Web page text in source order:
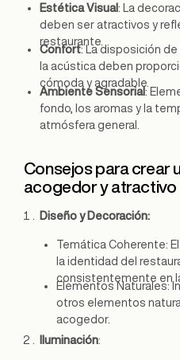
Estética Visual: La
deben ser atractivos y
restaurante.
Confort: La disposición
la acústica deben
cómoda y agradable.
Ambiente Sensorial:
fondo, los aromas y la
atmósfera general.
Consejos para crear
acogedor y atractivo
Diseño y Decoración:
Temática Coherente:
la identidad del
consistentemente en
Elementos Naturales:
otros elementos
acogedor.
Iluminación: